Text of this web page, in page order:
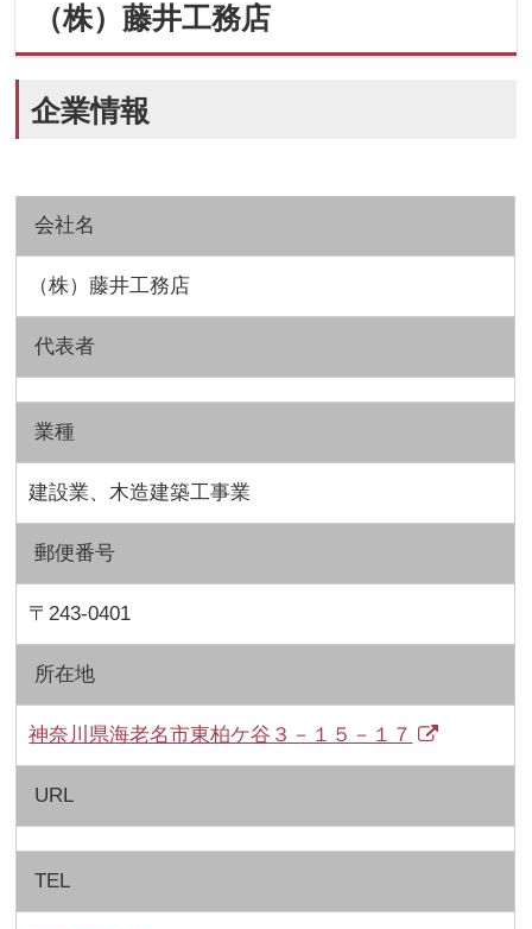
（株）藤井工務店
企業情報
会社名
（株）藤井工務店
代表者
業種
建設業、木造建築工事業
郵便番号
〒243-0401
所在地
神奈川県海老名市東柏ケ谷３－１５－１７
URL
TEL